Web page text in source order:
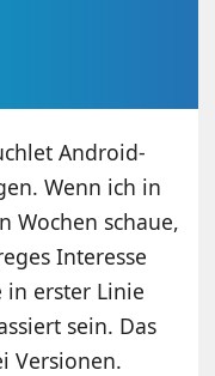
Android-
Wenn ich in
Wochen schaue,
Interesse
in erster Linie
sein. Das
Versionen.